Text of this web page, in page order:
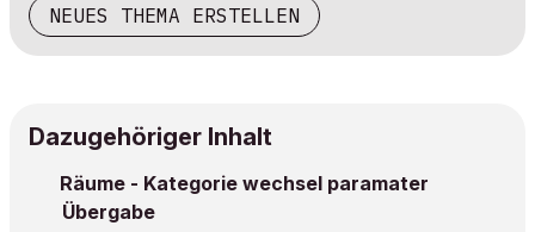
NEUES THEMA ERSTELLEN
Dazugehöriger Inhalt
Räume - Kategorie wechsel paramater
Übergabe